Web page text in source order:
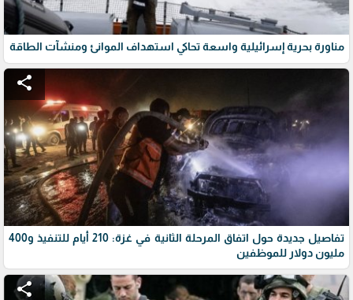
مناورة بحرية إسرائيلية واسعة تحاكي استهداف الموانئ ومنشآت الطاقة
share
تفاصيل جديدة حول اتفاق المرحلة الثانية في غزة: 210 أيام للتنفيذ و400
مليون دولار للموظفين
share